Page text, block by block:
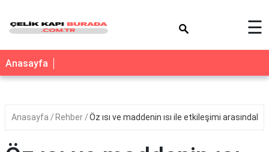
☰
Anasayfa
Anasayfa Rehber Öz ısı ve maddenin ısı ile etkileşimi arasındaki